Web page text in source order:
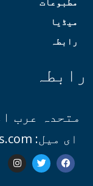
میڈیا
رابطہ
رابطہ
متحدہ عرب
ای میل: info@muslim-elders.com